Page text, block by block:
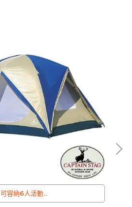
可容納6人活動
/